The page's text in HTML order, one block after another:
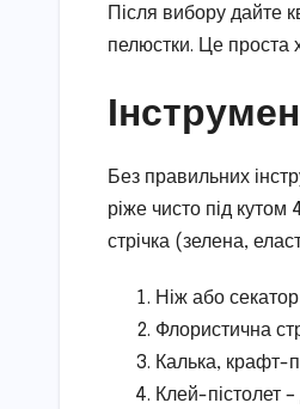
Після вибору дайте
пелюстки. Це проста
Без правильних
ріже чисто під
стрічка (зелена,
Ніж або
Флористична
Калька, крафт-
Клей-пістолет